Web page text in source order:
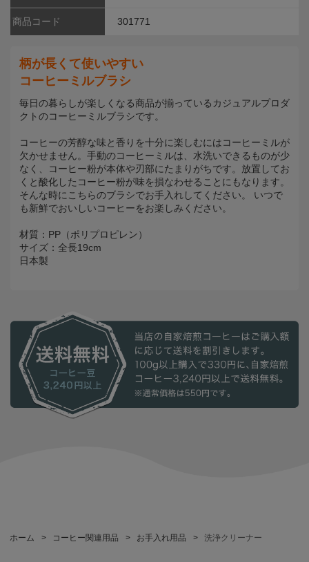
商品コード 301771
柄が長くて使いやすい
コーヒーミルブラシ
毎日の暮らしが楽しくなる商品が揃っているカジュアルプロダ
クトのコーヒーミルブラシです。
コーヒーの芳醇な味と香りを十分に楽しむにはコーヒーミルが
欠かせません。手動のコーヒーミルは、水洗いできるものが少
なく、コーヒー粉が本体や刃部にたまりがちです。放置してお
くと酸化したコーヒー粉が味を損なわせることにもなります。
そんな時にこちらのブラシでお手入れしてください。 いつで
も新鮮でおいしいコーヒーをお楽しみください。
材質：PP（ポリプロピレン）
サイズ：全長19cm
日本製
ホーム > コーヒー関連用品 > お手入れ用品 > 洗浄クリーナー